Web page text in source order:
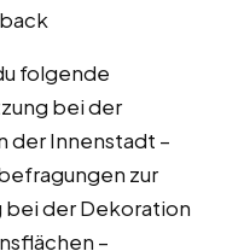
folgende
bei der
der Innenstadt –
zur
bei der Dekoration
–